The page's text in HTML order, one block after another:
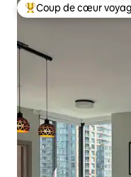
Coups de cœur
Coup de cœur